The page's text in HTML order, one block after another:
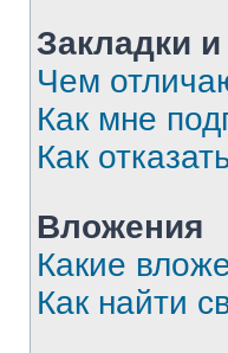
Закладки
Чем
Как мне
Как
Вложения
Какие
Как найти